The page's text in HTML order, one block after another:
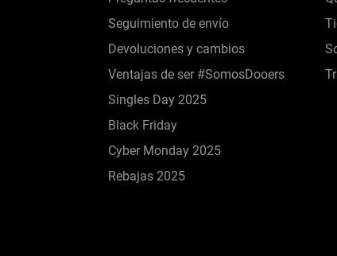
Seguimiento de envío
Devoluciones y cambios
Ventajas de ser #SomosDooers
Singles Day 2025
Black Friday
Cyber Monday 2025
Rebajas 2025